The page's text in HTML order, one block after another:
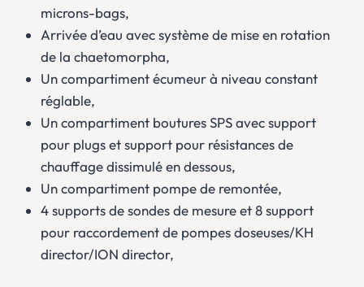
microns-bags,
Arrivée d’eau avec système de mise en rotation
de la chaetomorpha,
Un compartiment écumeur à niveau constant
réglable,
Un compartiment boutures SPS avec support
pour plugs et support pour résistances de
chauffage dissimulé en dessous,
Un compartiment pompe de remontée,
4 supports de sondes de mesure et 8 support
pour raccordement de pompes doseuses/KH
director/ION director,